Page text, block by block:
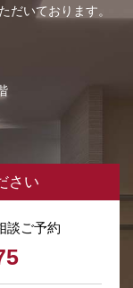
いております。
さい
談ご予約